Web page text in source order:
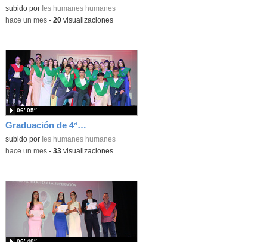
subido por Ies humanes humanes
-hace un mes- 20visualizaciones
Graduación de 4ªESO. Entrega de bandas 4ºC
subido por Ies humanes humanes
06′ 05″
-hace un mes- 33visualizaciones